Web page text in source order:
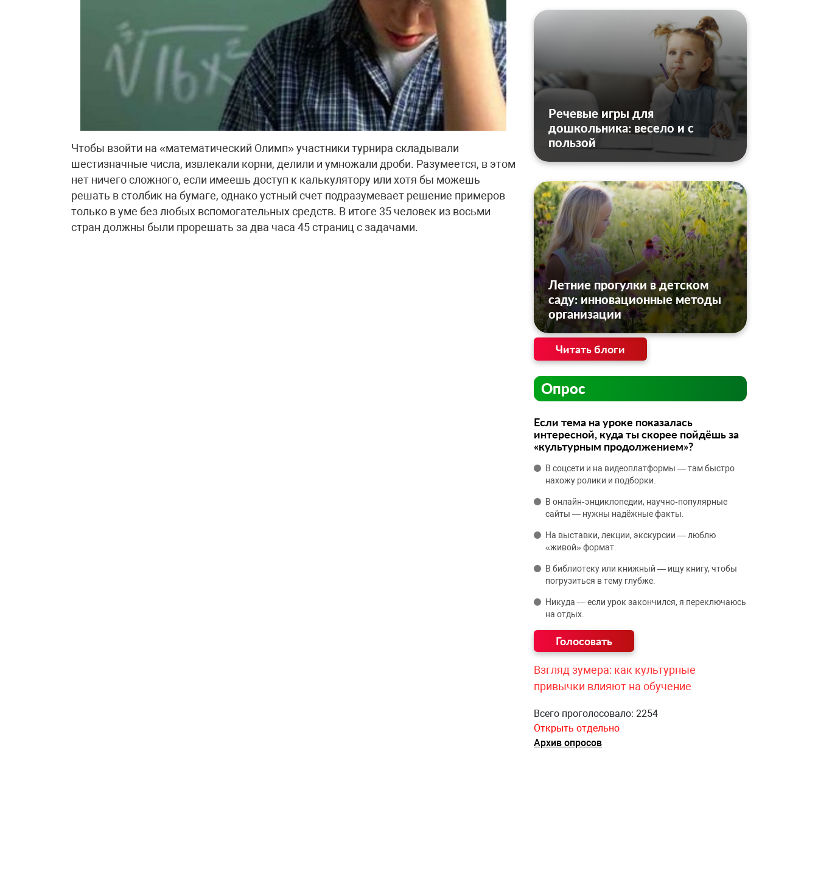
Чтобы взойти на «математический Олимп» участники турнира складывали
шестизначные числа, извлекали корни, делили и умножали дроби. Разумеется, в этом
нет ничего сложного, если имеешь доступ к калькулятору или хотя бы можешь
решать в столбик на бумаге, однако устный счет подразумевает решение примеров
только в уме без любых вспомогательных средств. В итоге 35 человек из восьми
стран должны были прорешать за два часа 45 страниц с задачами.
Речевые игры для
дошкольника: весело и с
пользой
Летние прогулки в детском
саду: инновационные методы
организации
Читать блоги
Опрос
Если тема на уроке показалась
интересной, куда ты скорее пойдёшь за
«культурным продолжением»?
В соцсети и на видеоплатформы — там быстро
нахожу ролики и подборки.
В онлайн‑энциклопедии, научно‑популярные
сайты — нужны надёжные факты.
На выставки, лекции, экскурсии — люблю
«живой» формат.
В библиотеку или книжный — ищу книгу, чтобы
погрузиться в тему глубже.
Никуда — если урок закончился, я переключаюсь
на отдых.
Взгляд зумера: как культурные
привычки влияют на обучение
Всего проголосовало: 2254
Открыть отдельно
Архив опросов